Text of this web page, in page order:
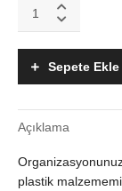
Duran
Rakamlar
Plastik
Lazer
|
Altın,
Sepete Ekle
Açıklama
plastik